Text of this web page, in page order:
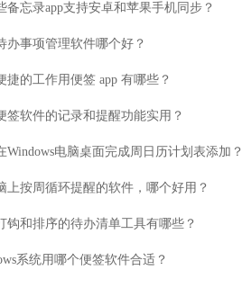
备忘录app支持安卓和苹果手机同步？
办事项管理软件哪个好？
捷的工作用便签 app 有哪些？
签软件的记录和提醒功能实用？
Windows电脑桌面完成周日历计划表添加？
上按周循环提醒的软件，哪个好用？
钩和排序的待办清单工具有哪些？
系统用哪个便签软件合适？